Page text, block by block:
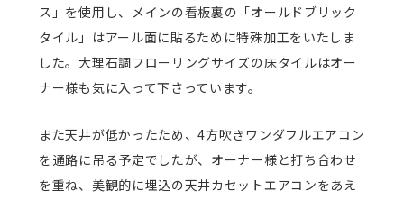
ス」を使用し、メインの看板裏の「オールドブリック
タイル」はアール面に貼るために特殊加工をいたしま
した。大理石調フローリングサイズの床タイルはオー
ナー様も気に入って下さっています。
また天井が低かったため、4方吹きワンダフルエアコン
を通路に吊る予定でしたが、オーナー様と打ち合わせ
を重ね、美観的に埋込の天井カセットエアコンをあえ